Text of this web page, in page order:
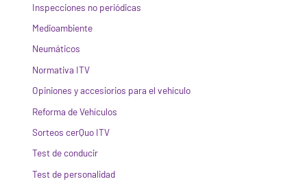
Inspecciones no periódicas
Medioambiente
Neumáticos
Normativa ITV
Opiniones y accesiorios para el vehículo
Reforma de Vehículos
Sorteos cerQuo ITV
Test de conducir
Test de personalidad